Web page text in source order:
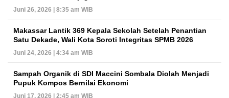
Juni 26, 2026 | 8:35 am WIB
Makassar Lantik 369 Kepala Sekolah Setelah Penantian
Satu Dekade, Wali Kota Soroti Integritas SPMB 2026
Juni 24, 2026 | 4:34 am WIB
Sampah Organik di SDI Maccini Sombala Diolah Menjadi
Pupuk Kompos Bernilai Ekonomi
Juni 17, 2026 | 2:45 am WIB